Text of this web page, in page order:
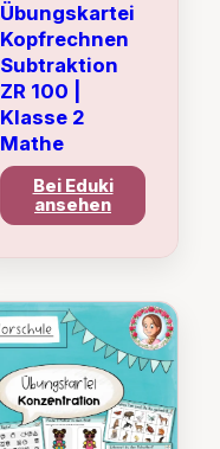
Übungskartei
Kopfrechnen
Subtraktion
ZR 100 |
Klasse 2
Mathe
Bei Eduki
ansehen